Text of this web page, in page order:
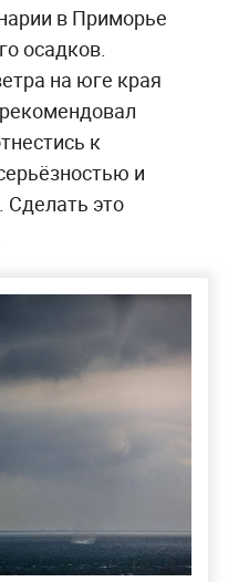
в Приморье
осадков.
на юге края
к
и
Сделать это